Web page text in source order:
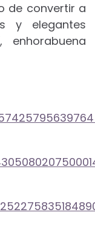
de convertir a
y elegantes
enhorabuena